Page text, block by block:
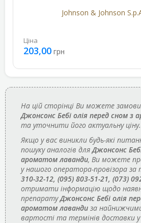
Johnson & Johnson
Ціна
203,00 грн
На цій сторінці Ви можете
Джонсонс Бебі олія перед сном з
та уточнити його актуальну ціну.
Якщо у вас виникли будь-які
пошуку аналогів дляДжонсонс
ароматом лаванди, Ви можете
у нашого оператора-провізора
310-32-12, (095) 803-51-21, (073)
отримати інформацію щодо
препаратуДжонсонс Бебі олія
ароматом лаванди за
вартості та термінів доставки